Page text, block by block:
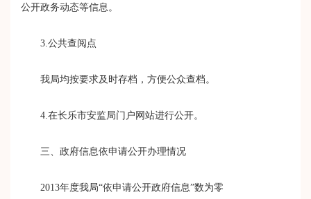
公开政务动态等信息。
3. 公共查阅点
我局均按要求及时存档，方便公众查档。
4. 在长乐市安监局门户网站进行公开。
三、政府信息依申请公开办理情况
2013年度我局“依申请公开政府信息”数为零